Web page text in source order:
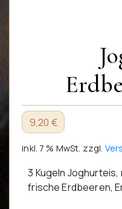
9,20 €
inkl. 7 % MwSt. zzgl.
3 Kugeln
frische Erdbeeren,